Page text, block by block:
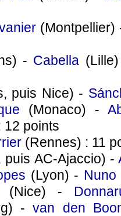
- Cabella
puis Nice) -
(Monaco) -
12 points
(Rennes) : 11
puis AC-Ajaccio) -
(Lyon) - Nuno
(Nice) -
-van den